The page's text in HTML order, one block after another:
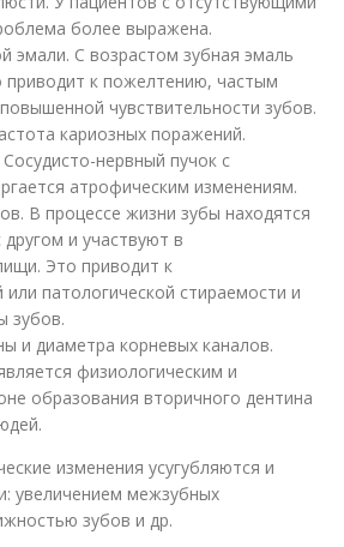
более выражена.
эмали. С возрастом зубная эмаль
приводит к пожелтению, частым
чувствительности зубов.
кариозных поражений.
нервный пучок с
атрофическим изменениям.
В процессе жизни зубы находятся
другом и участвуют в
Это приводит к
или патологической стираемости и
зубов.
и диаметра корневых каналов.
физиологическим и
образования вторичного дентина
изменения усугубляются и
увеличением межзубных
зубов и др.